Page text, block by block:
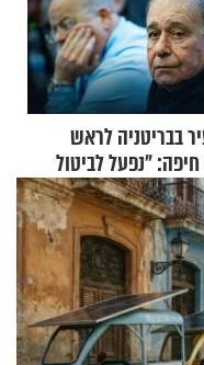
בבריטניה לראש
חיפה: ״נפעל לביטול
התאומות״